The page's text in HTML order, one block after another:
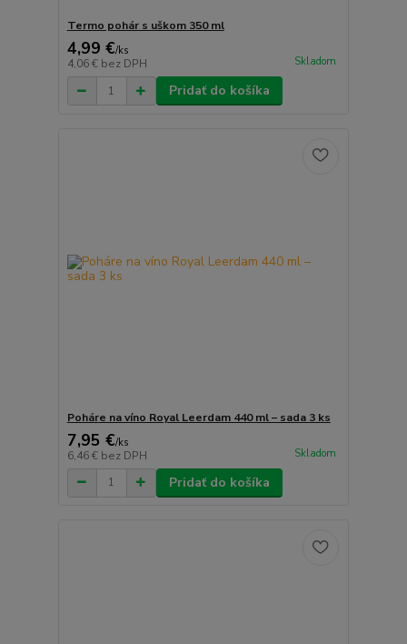
Termo pohár s uškom 350 ml
4,99 €/ks
4,06 € bez DPH Skladom
Pridať do košíka
Poháre na víno Royal Leerdam 440 ml – sada 3 ks
7,95 €/ks
6,46 € bez DPH Skladom
Pridať do košíka